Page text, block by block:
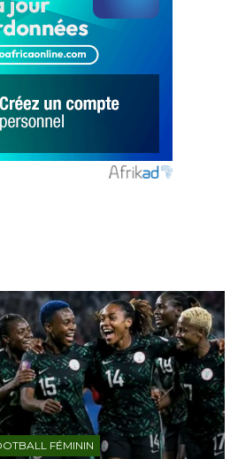
FÉMININ